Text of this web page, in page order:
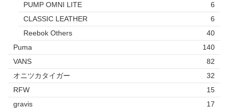
PUMP OMNI LITE
6
CLASSIC LEATHER
6
Reebok Others
40
Puma
140
VANS
82
オニツカタイガー
32
RFW
15
gravis
17